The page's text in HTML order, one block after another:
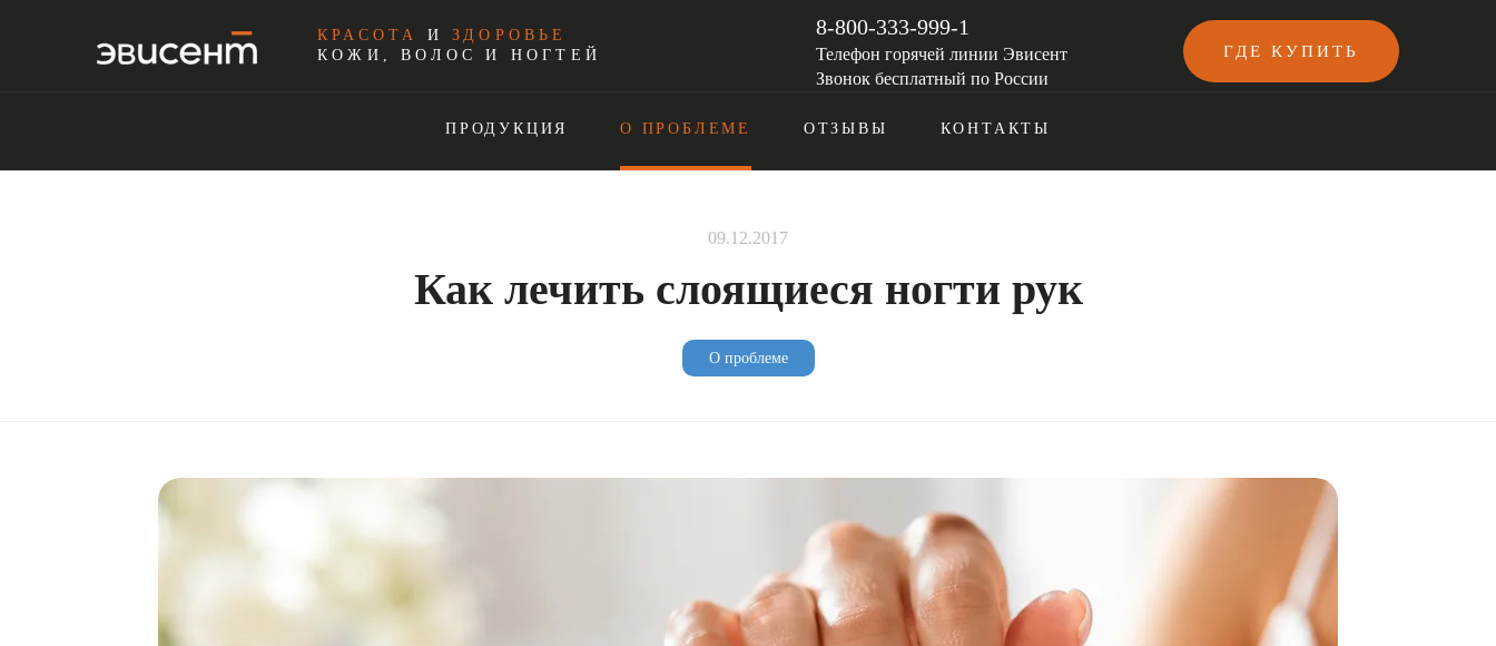
КРАСОТА ИЗДОРОВЬЕ
КОЖИ, ВОЛОС И НОГТЕЙ
8-800-333-999-1
Телефон горячей линии Эвисент
Звонок бесплатный по России
ГДЕ КУПИТЬ
ПРОДУКЦИЯ О ПРОБЛЕМЕ ОТЗЫВЫ КОНТАКТЫ
09.12.2017
Как лечить слоящиеся ногти рук
О проблеме